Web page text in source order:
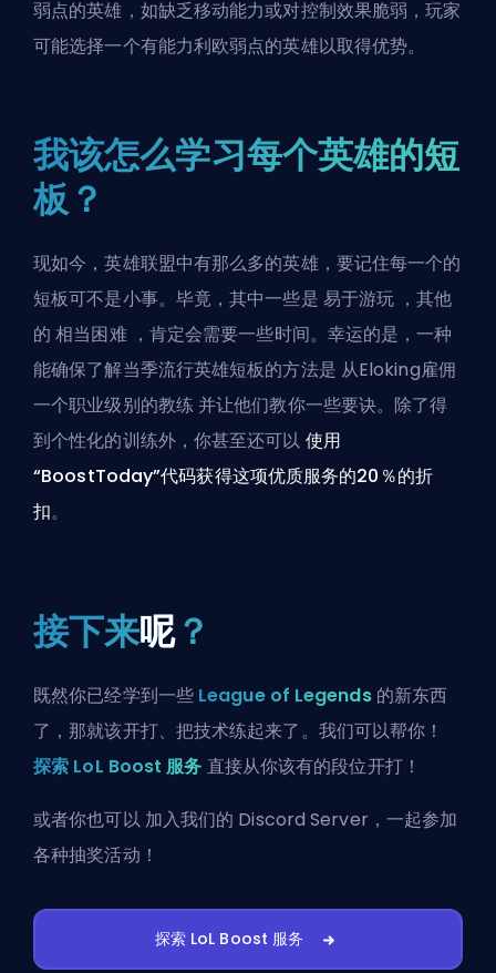
弱点的英雄，如缺乏移动能力或对控制效果脆弱，玩家
可能选择一个有能力利欧弱点的英雄以取得优势。
我该怎么学习每个英雄的短
板？
现如今，英雄联盟中有那么多的英雄，要记住每一个的
短板可不是小事。毕竟，其中一些是 易于游玩 ，其他
的相当困难，肯定会需要一些时间。幸运的是，一种
能确保了解当季流行英雄短板的方法是 从Eloking雇佣
一个职业级别的教练并让他们教你一些要诀。除了得
到个性化的训练外，你甚至还可以 使用
“BoostToday”代码获得这项优质服务的20％的折
扣。
接下来呢？
既然你已经学到一些 League of Legends的新东西
了，那就该开打、把技术练起来了。我们可以帮你！
探索 LoL Boost 服务 直接从你该有的段位开打！
或者你也可以 加入我们的 Discord Server ，一起参加
各种抽奖活动！
探索 LoL Boost 服务